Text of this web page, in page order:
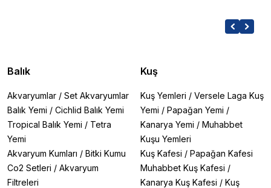
Balık
Akvaryumlar / Set Akvaryumlar
Balık Yemi / Cichlid Balık Yemi
Tropical Balık Yemi / Tetra
Yemi
Akvaryum Kumları / Bitki Kumu
Co2 Setleri / Akvaryum
Filtreleri
Kuş
Kuş Yemleri / Versele Laga Kuş
Yemi / Papağan Yemi /
Kanarya Yemi / Muhabbet
Kuşu Yemleri
Kuş Kafesi / Papağan Kafesi
Muhabbet Kuş Kafesi /
Kanarya Kuş Kafesi / Kuş